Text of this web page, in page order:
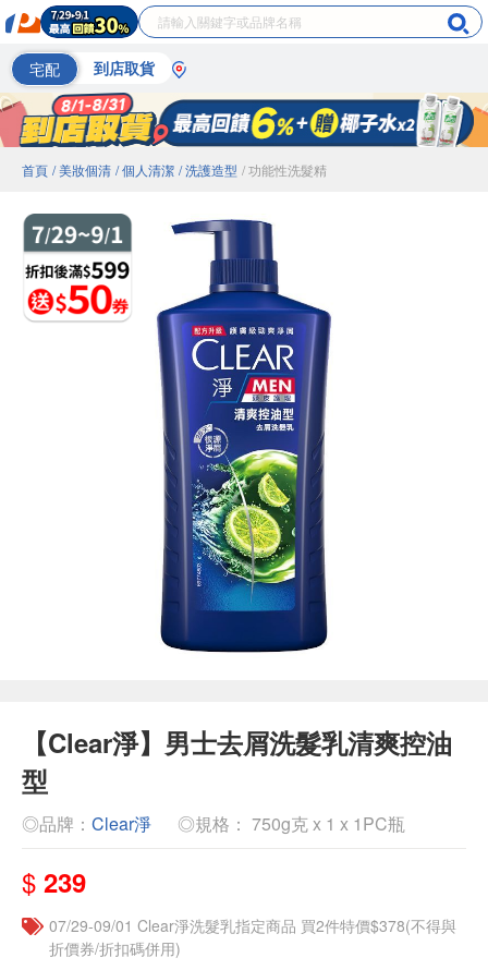
宅配 到店取貨
首頁 / 美妝個清 / 個人清潔 / 洗護造型 / 功能性洗髮精
【Clear淨】男士去屑洗髮乳清爽控油
型
◎品牌： Clear淨 ◎規格： 750g克 x 1 x 1PC瓶
$ 239
07/29-09/01 Clear淨洗髮乳指定商品 買2件特價$378(不得與
折價券/折扣碼併用)